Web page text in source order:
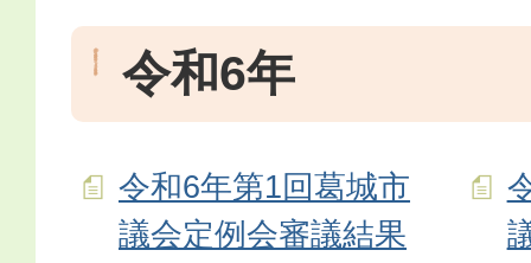
令和6年
令和6年第1回葛城市
議会定例会審議結果